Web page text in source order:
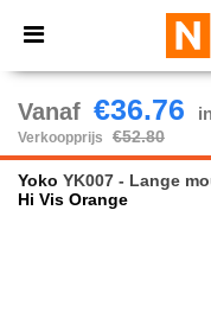
× Ntextil-app
Betere prijzen
Vanaf €36.76
Verkoopprijs
€52.80
Yoko YK007 - Lange
Hi Vis Orange